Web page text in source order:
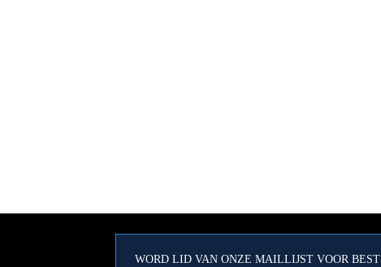
WORD LID VAN ONZE MAILLIJST VOOR BEST